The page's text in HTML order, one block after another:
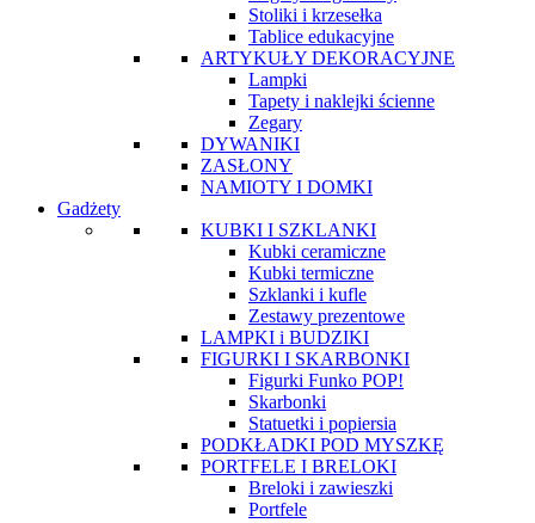
Stoliki i krzesełka
Tablice edukacyjne
ARTYKUŁY DEKORACYJNE
Lampki
Tapety i naklejki ścienne
Zegary
DYWANIKI
ZASŁONY
NAMIOTY I DOMKI
Gadżety
KUBKI I SZKLANKI
Kubki ceramiczne
Kubki termiczne
Szklanki i kufle
Zestawy prezentowe
LAMPKI i BUDZIKI
FIGURKI I SKARBONKI
Figurki Funko POP!
Skarbonki
Statuetki i popiersia
PODKŁADKI POD MYSZKĘ
PORTFELE I BRELOKI
Breloki i zawieszki
Portfele